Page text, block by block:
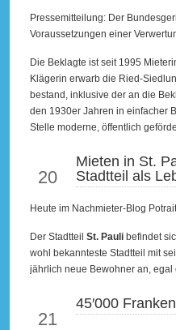
Pressemitteilung: Der
Voraussetzungen einer
Die Beklagte ist seit 1995
Klägerin erwarb die Ried-
bestand, inklusive der an die
den 1930er Jahren in einfacher
Stelle moderne, öffentlich
20
Mieten in St.
Stadtteil als
Heute im Nachmieter-Blog
Der Stadtteil St. Pauli befindet
wohl bekannteste Stadtteil mit
jährlich neue Bewohner an, egal
21
45′000